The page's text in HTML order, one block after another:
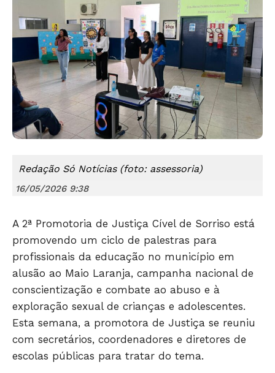
Só Notícias
Redação Só Notícias (foto: assessoria)
16/05/2026 9:38
A 2ª Promotoria de Justiça Cível de Sorriso está
promovendo um ciclo de palestras para
profissionais da educação no município em
alusão ao Maio Laranja, campanha nacional de
conscientização e combate ao abuso e à
exploração sexual de crianças e adolescentes.
Esta semana, a promotora de Justiça se reuniu
com secretários, coordenadores e diretores de
escolas públicas para tratar do tema.